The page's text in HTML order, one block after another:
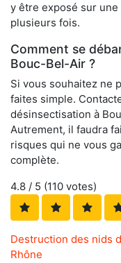
y être exposé sur
plusieurs fois.
Comment se
Bouc-Bel-Air ?
Si vous souhaitez ne
faites simple.
désinsectisation à
Autrement, il faudra
risques qui ne vous
complète.
4.8 / 5 (110 votes)
Destruction des nids
Rhône